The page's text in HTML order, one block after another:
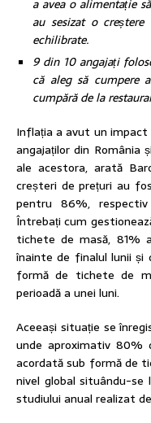
a avea o alimentație
au sesizat o
echilibrate.
9 din 10 angajați
că aleg să cumpere
cumpără de la
Inflația a avut un impact
angajaților din România
ale acestora, arată
creșteri de prețuri au
pentru 86%,
Întrebați cum
tichete de masă, 81%
înainte de finalul lunii și
formă de tichete de
perioadă a unei luni.
Aceeași situație se
unde aproximativ 80%
acordată sub formă de
nivel global situându-
studiului anual realizat